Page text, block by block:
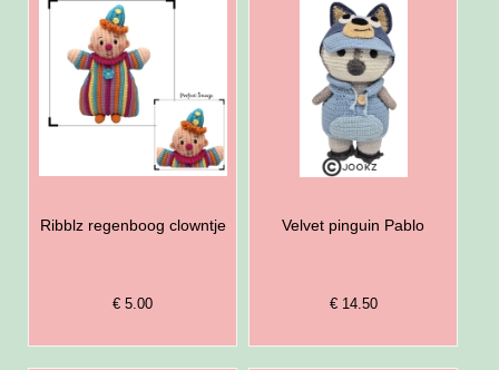
Ribblz regenboog clowntje
€ 5.00
Velvet pinguin Pablo
€ 14.50